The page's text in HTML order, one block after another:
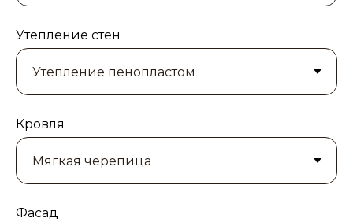
Утепление стен
Кровля
Фасад